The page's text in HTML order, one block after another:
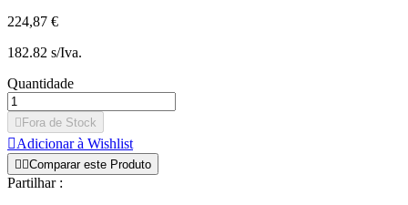
224,87 €
182.82 s/Iva.
Quantidade
 Fora de Stock
Adicionar à Wishlist
 Comparar este Produto
Partilhar :